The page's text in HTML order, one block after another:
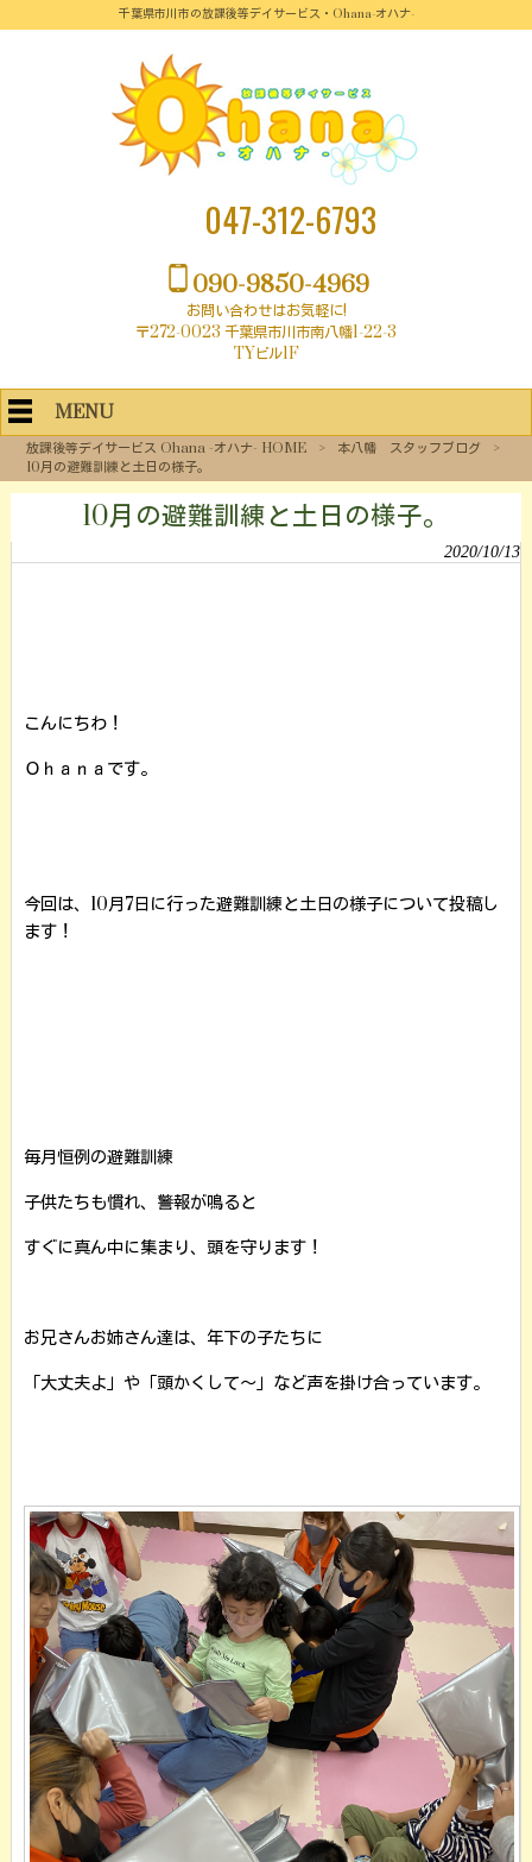
千葉県市川市の放課後等デイサービス・Ohana-オハナ-
047-312-6793
090-9850-4969
お問い合わせはお気軽に!
〒272-0023 千葉県市川市南八幡1-22-3
TYビル1F
MENU
放課後等デイサービス Ohana -オハナ- HOME > 本八幡 スタッフブログ
>
10月の避難訓練と土日の様子。
10月の避難訓練と土日の様子。
2020/10/13
こんにちわ！
Ｏｈａｎａです。
今回は、10月7日に行った避難訓練と土日の様子について投稿し
ます！
毎月恒例の避難訓練
子供たちも慣れ、警報が鳴ると
すぐに真ん中に集まり、頭を守ります！
お兄さんお姉さん達は、年下の子たちに
「大丈夫よ」や「頭かくして～」など声を掛け合っています。